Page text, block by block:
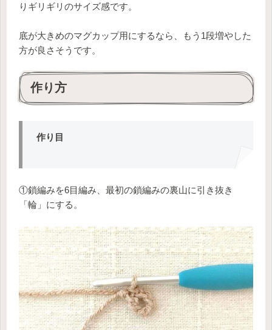
りギリギリのサイズ感です。
底が大きめのマグカップ用にするなら、もう1段増やした
方が良さそうです。
作り方
作り目
①鎖編みを6目編み、最初の鎖編みの裏山に引き抜き
「輪」にする。